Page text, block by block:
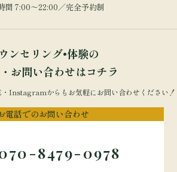
間 7:00～22:00／完全予約制
ンセリング•体験の
お問い合わせはコチラ
Instagramからもお気軽にお問い合わせください！
電話でのお問い合わせ
8479-0978